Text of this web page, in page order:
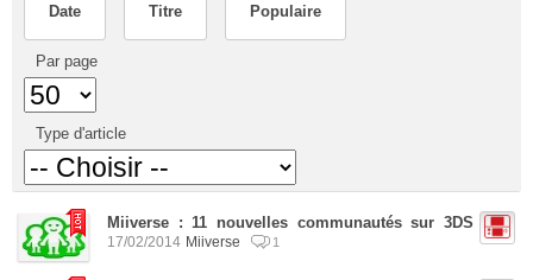
Date Titre Populaire
Par page
Type d'article
Miiverse : 11 nouvelles communautés sur 3DS
17/02/2014 Miiverse 1